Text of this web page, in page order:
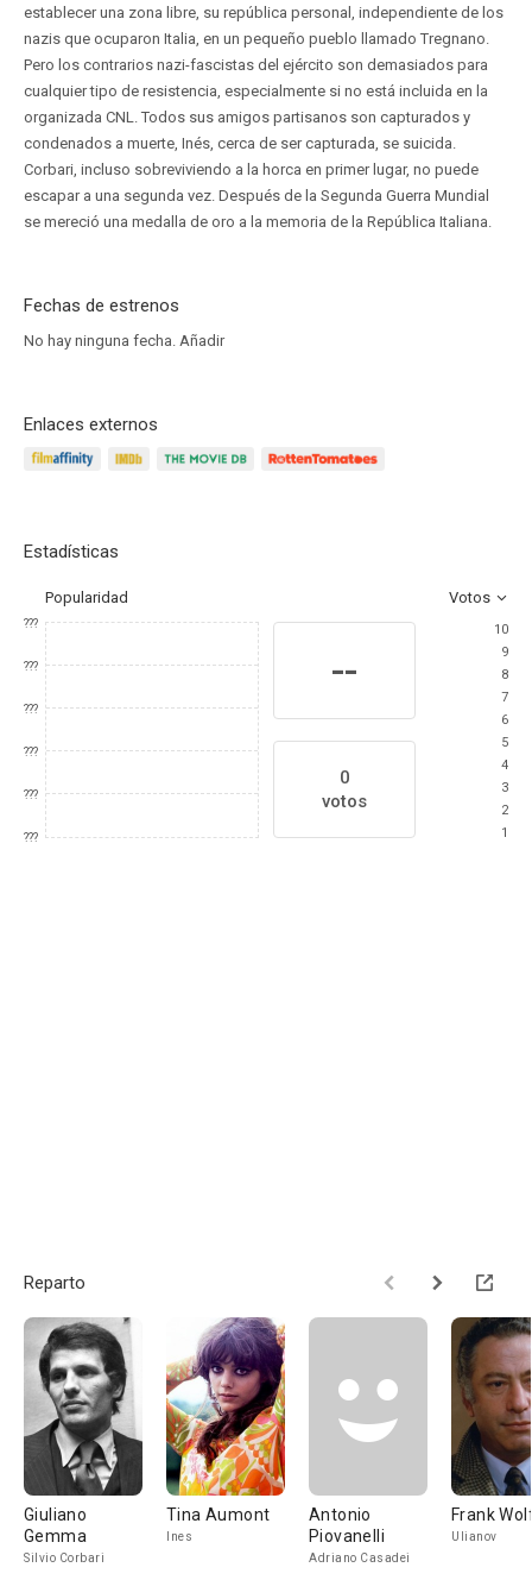
establecer una zona libre, su república personal, independiente de los
nazis que ocuparon Italia, en un pequeño pueblo llamado Tregnano.
Pero los contrarios nazi-fascistas del ejército son demasiados para
cualquier tipo de resistencia, especialmente si no está incluida en la
organizada CNL. Todos sus amigos partisanos son capturados y
condenados a muerte, Inés, cerca de ser capturada, se suicida.
Corbari, incluso sobreviviendo a la horca en primer lugar, no puede
escapar a una segunda vez. Después de la Segunda Guerra Mundial
se mereció una medalla de oro a la memoria de la República Italiana.
Fechas de estrenos
No hay ninguna fecha. Añadir
Enlaces externos
Estadísticas
Popularidad Votos
???
???
???
???
???
???
--
0
votos
10
9
8
7
6
5
4
3
2
1
Reparto
Giuliano
Gemma
Silvio Corbari
Tina Aumont
Ines
Antonio
Piovanelli
Adriano Casadei
Frank
Ulianov